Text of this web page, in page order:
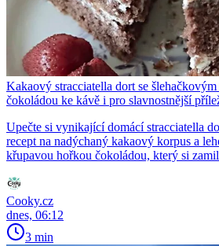
Kakaový stracciatella dort se
čokoládou ke kávě i pro slavnostnější
Upečte si vynikající domácí stracciatella
recept na nadýchaný kakaový korpus a
křupavou hořkou čokoládou, který si
Cooky.cz
dnes, 06:12
3 min